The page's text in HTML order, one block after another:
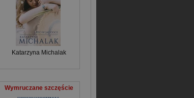
Katarzyna Michalak
Wymruczane szczęście